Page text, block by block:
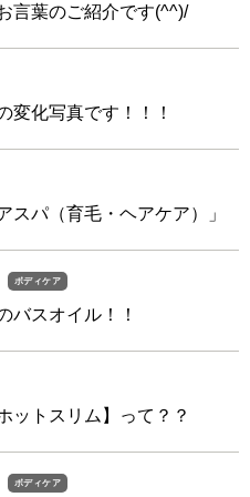
言葉のご紹介です(^^)/
変化写真です！！！
スパ（育毛・ヘアケア）」
ボディケア
バスオイル！！
ットスリム】って？？
ボディケア